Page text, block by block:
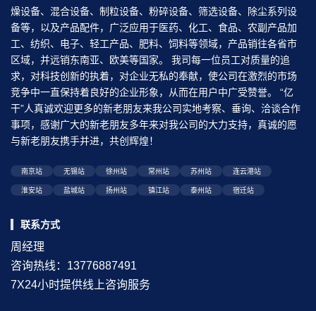
燥设备、混合设备、制粒设备、粉碎设备、筛选设备、除尘系列设
备等，以及产品配件，广泛应用于医药、化工、食品、农副产品加
工、纺织、电子、轻工产品、肥料、饲料等领域，产品销往各省市
区域，并远销东南亚、欧美等国家。 我司每一位员工对质量的追
求，对科技创新的执着，对企业无私的奉献，使公司在激烈的市场
竞争中一直保持着良好的企业形象，从而在用户中广受赞誉。 “亿
干”人真诚欢迎更多的新老朋友来我公司实地考察、垂询、洽谈合作
事项，感谢广大的新老朋友多年来对我公司的大力支持，真诚的愿
与新老朋友携手并进，共创辉煌！
南京站 无锡站 徐州站 常州站 苏州站 连云港站
淮安站 盐城站 扬州站 镇江站 泰州站 宿迁站
联系方式
周经理
咨询热线：13776887491
7X24小时提供线上咨询服务